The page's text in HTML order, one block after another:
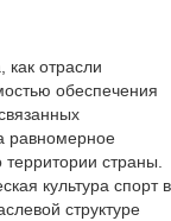
отрасли
обеспечения
равномерное
страны.
культура спорт в
структуре